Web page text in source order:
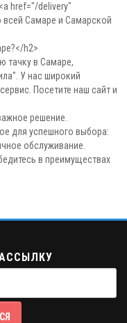
href="/delivery"
всей Самаре и Самарской
h2>
тачку в Самаре,
У нас широкий
Посетите наш сайт и
решение.
для успешного выбора:
обслуживание.
в преимуществах